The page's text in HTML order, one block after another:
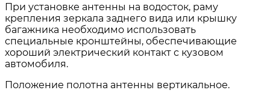
При установке антенны на водосток, раму
крепления зеркала заднего вида или крышку
багажника необходимо использовать
специальные кронштейны, обеспечивающие
хороший электрический контакт с кузовом
автомобиля.
Положение полотна антенны вертикальное.